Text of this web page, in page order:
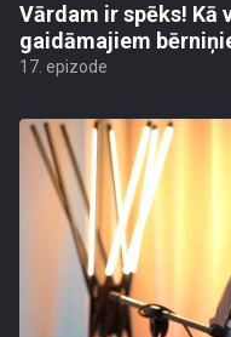
Vārdam ir spēks! Kā
gaidāmajiem
17. epizode